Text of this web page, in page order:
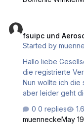
dann auf REX
fsuipc und
Started by
Hallo liebe Gesellschaft, ich habe mir vor
die registrierte
Nun wollte ich die
aber leider geht
einfach kein grünes Fenster.
0 replies
muenneckeMay